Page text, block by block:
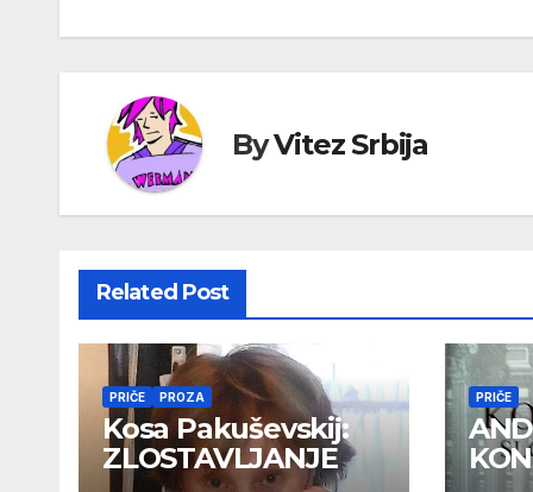
ByVitez Srbija
Related Post
PRIČE PROZA
Kosa Pakuševskij:
ZLOSTAVLJANJE
PRIČE